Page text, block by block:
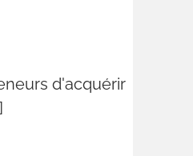
d'acquérir